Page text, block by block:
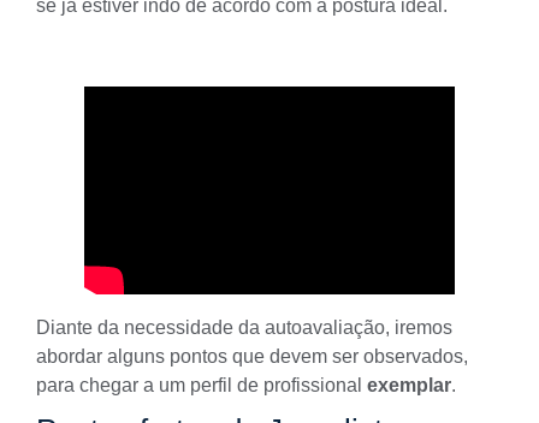
se já estiver indo de acordo com a postura ideal.
Diante da necessidade da autoavaliação, iremos
abordar alguns pontos que devem ser observados,
para chegar a um perfil de profissional exemplar.